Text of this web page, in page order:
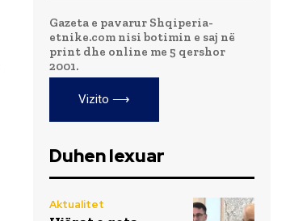
Gazeta e pavarur Shqiperia-
etnike.com nisi botimin e saj në
print dhe online me 5 qershor
2001.
Vizito ⟶
Duhen lexuar
Aktualitet